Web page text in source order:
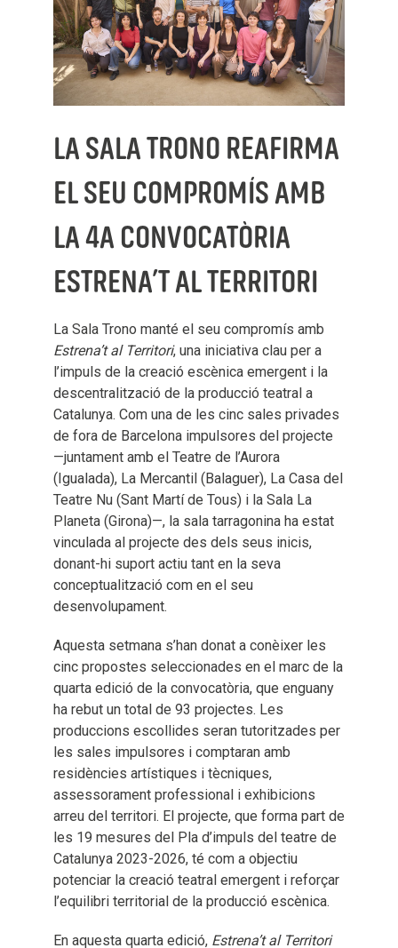
LA SALA TRONO REAFIRMA
EL SEU COMPROMÍS AMB
LA 4A CONVOCATÒRIA
ESTRENA’T AL TERRITORI
La Sala Trono manté el seu compromís amb
Estrena’t al Territori, una iniciativa clau per a
l’impuls de la creació escènica emergent i la
descentralització de la producció teatral a
Catalunya. Com una de les cinc sales privades
de fora de Barcelona impulsores del projecte
—juntament amb el Teatre de l’Aurora
(Igualada), La Mercantil (Balaguer), La Casa del
Teatre Nu (Sant Martí de Tous) i la Sala La
Planeta (Girona)—, la sala tarragonina ha estat
vinculada al projecte des dels seus inicis,
donant-hi suport actiu tant en la seva
conceptualització com en el seu
desenvolupament.
Aquesta setmana s’han donat a conèixer les
cinc propostes seleccionades en el marc de la
quarta edició de la convocatòria, que enguany
ha rebut un total de 93 projectes. Les
produccions escollides seran tutoritzades per
les sales impulsores i comptaran amb
residències artístiques i tècniques,
assessorament professional i exhibicions
arreu del territori. El projecte, que forma part de
les 19 mesures del Pla d’impuls del teatre de
Catalunya 2023-2026, té com a objectiu
potenciar la creació teatral emergent i reforçar
l’equilibri territorial de la producció escènica.
En aquesta quarta edició, Estrena’t al Territori